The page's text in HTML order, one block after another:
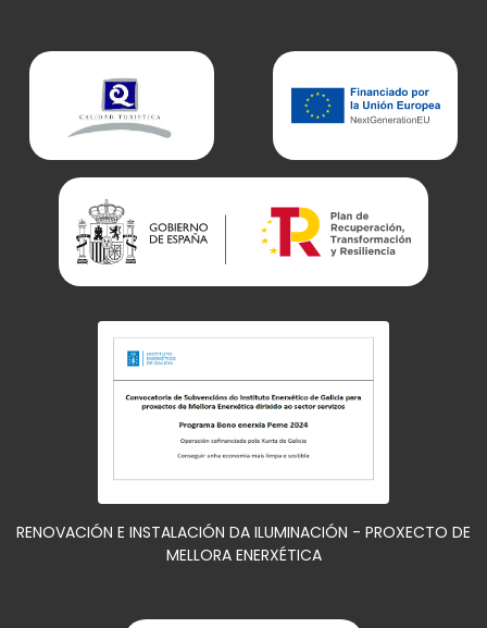
RENOVACIÓN E INSTALACIÓN DA ILUMINACIÓN - PROXECTO DE
MELLORA ENERXÉTICA